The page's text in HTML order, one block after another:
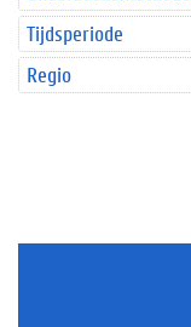
Tijdsperiode
Regio